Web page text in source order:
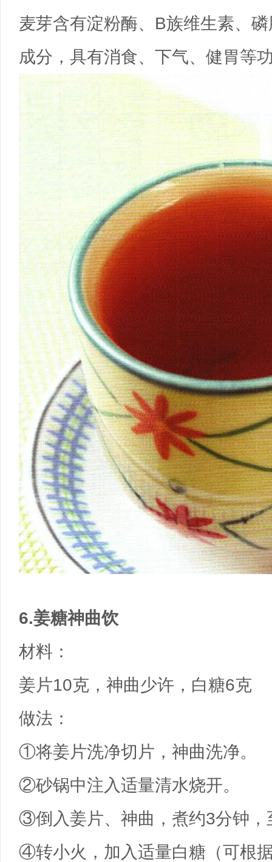
麦芽含有淀粉酶、B族维生素、
成分，具有消食、下气、健胃等
6.姜糖神曲饮
材料：
姜片10克，神曲少许，白糖6克
做法：
①将姜片洗净切片，神曲洗净。
②砂锅中注入适量清水烧开。
③倒入姜片、神曲，煮约3分钟，
④转小火，加入适量白糖（可根